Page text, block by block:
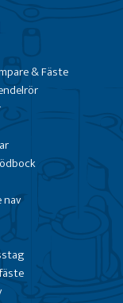
& Fäste